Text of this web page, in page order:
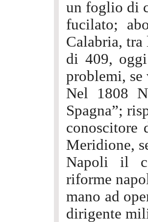
un foglio di
fucilato;
Calabria, tra
di 409,
problemi,
Nel 1808
Spagna”;
conoscitore
Meridione,
Napoli il
riforme
mano ad
dirigente